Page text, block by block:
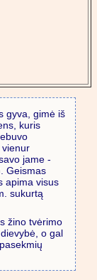
gyva, gimė iš
kuris
vienur
jame -
Geismas
apima visus
sukurtą
žino tvėrimo
o gal